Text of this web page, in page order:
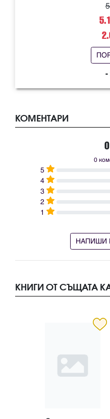
-
КОМЕНТАРИ
0
5
4
3
2
1
НАПИШИ
КНИГИ ОТ СЪЩАТА